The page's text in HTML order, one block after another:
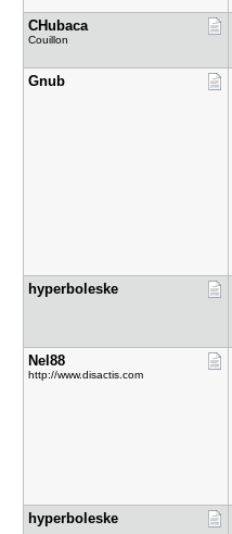
CHubaca
Couillon
Gnub
hyperboles​ke
Nel88
http://www.disactis.com
hyperboles​ke